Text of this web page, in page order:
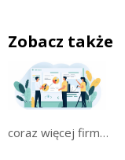
Zobacz także
coraz więcej firm…